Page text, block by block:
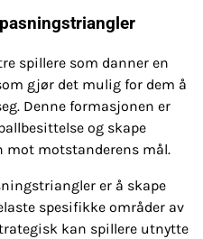
spillere som danner en
gjør det mulig for dem å
Denne formasjonen er
og skape
mot motstanderens mål.
er å skape
spesifikke områder av
kan spillere utnytte